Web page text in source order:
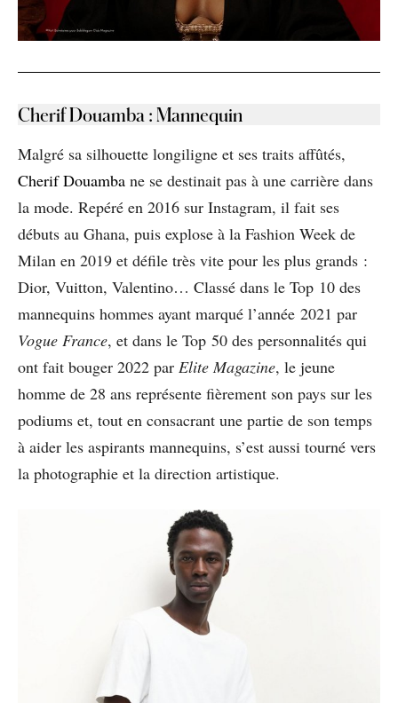
Cherif Douamba : Mannequin
Malgré sa silhouette longiligne et ses traits affûtés,
Cherif Douamba ne se destinait pas à une carrière dans
la mode. Repéré en 2016 sur Instagram, il fait ses
débuts au Ghana, puis explose à la Fashion Week de
Milan en 2019 et défile très vite pour les plus grands :
Dior, Vuitton, Valentino… Classé dans le Top 10 des
mannequins hommes ayant marqué l’année 2021 par
Vogue France, et dans le Top 50 des personnalités qui
ont fait bouger 2022 par Elite Magazine, le jeune
homme de 28 ans représente fièrement son pays sur les
podiums et, tout en consacrant une partie de son temps
à aider les aspirants mannequins, s’est aussi tourné vers
la photographie et la direction artistique.